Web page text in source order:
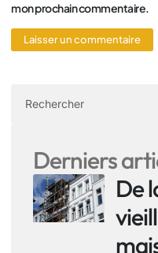
mon prochain commentaire.
Derniers
De